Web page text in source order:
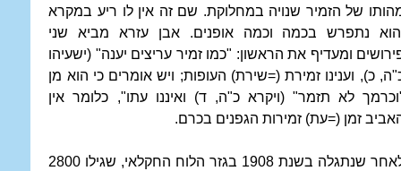
של הזמיר שנויה במחלוקת. שם זה אין לו ריע במקרא
נתפרש בכמה וכמה אופנים. אבן עזרא מביא שני
ומעדיף את הראשון: "כמו זמיר עריצים יענה" (ישעיהו
כ), וענינו זמירת (=שירת) העופות; ויש אומרים כי הוא מן
לא תזמר" (ויקרא כ"ה, ד) ואיננו עתו", כלומר אין
זמן (=עת) זמירות הגפנים בכרם.
לאחר שנתגלה בשנת 1908 בגזר הלוח החקלאי, שגילו 2800